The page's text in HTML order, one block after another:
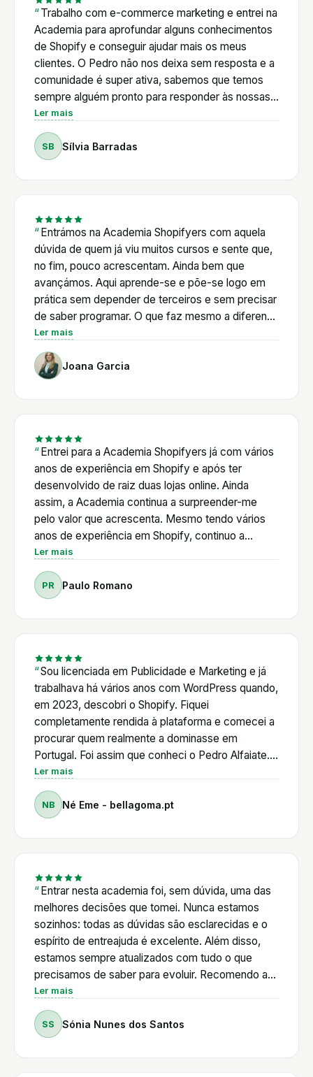
Trabalho com e-commerce marketing e entrei na
Academia para aprofundar alguns conhecimentos
de Shopify e conseguir ajudar mais os meus
clientes. O Pedro não nos deixa sem resposta e a
comunidade é super ativa, sabemos que temos
sempre alguém pronto para responder às nossas
dúvidas. Além disso, o Pedro é muito proativo em
relação às novidades de Shopify e cria com
frequência tutoriais de acordo com as mudanças
da plataforma e a nível legal também. E está
sozinha. Os vários cursos também não se limitam
a Shopify e este para mim é um grande plus.
Existem masterclasses de vários temas
relacionados com e-commerce: email marketing,
SEO, influencers, anúncios. Vou no meu segundo
ano e certamente que vou continuar!
Ler mais
SB Sílvia Barradas
Entrámos na Academia Shopifyers com aquela
dúvida de quem já viu muitos cursos e sente que,
no fim, pouco acrescentam. Ainda bem que
avançámos. Aqui aprende-se e põe-se logo em
prática sem depender de terceiros e sem precisar
de saber programar. O que faz mesmo a diferença
é o Pedro: vai direto ao que interessa e está
sempre disponível. E a comunidade é outro nível,
há sempre alguém pronto a ajudar a qualquer hora.
Para a Juju Belle, deixou de haver a sensação de
Ler mais
Joana Garcia
Entrei para a Academia Shopifyers já com vários
anos de experiência em Shopify e após ter
desenvolvido de raiz duas lojas online. Ainda
assim, a Academia continua a surpreender-me
pelo valor que acrescenta. Mesmo tendo vários
anos de experiência em Shopify, continuo a
encontrar respostas, novas ferramentas e novas
formas de otimizar as minhas lojas. Ao longo deste
percurso, já resolvi vários desafios técnicos com
o apoio do Pedro, recebi aconselhamento na
Num ecossistema em constante evolução, ter
acesso a este conhecimento e a uma comunidade
ativa permite poupar tempo, tomar melhores
decisões e evoluir continuamente. Para mim, a
Academia Shopifyers é muito mais do que uma
plataforma de formação. É um ponto de apoio
permanente para quem quer tirar o máximo partido
do Shopify, independentemente do nível de
experiência.
Ler mais
PR Paulo Romano
Sou licenciada em Publicidade e Marketing e já
trabalhava há vários anos com WordPress quando,
em 2023, descobri o Shopify. Fiquei
completamente rendida à plataforma e comecei a
procurar quem realmente a dominasse em
Portugal. Foi assim que conheci o Pedro Alfaiate.
Primeiro através de uma amiga, depois vendo os
seus vídeos no YouTube. Mais tarde, ao entrar em
contacto diretamente com ele. Ainda antes de ser
aluna, mostrou uma enorme disponibilidade para
Shopifyers. Posso dizer, sem qualquer hesitação,
que foi um dos melhores investimentos que fiz no
meu percurso profissional. O Pedro alia um
conhecimento técnico muito profundo a um
enorme sentido de responsabilidade para com os
seus alunos. Nunca deixa uma dúvida por
responder. Está sempre disponível para orientar,
esclarecer e acompanhar, independentemente do
nível de experiência de cada um. O que mais
valorizo é que não ensina apenas a construir lojas
Shopify. Ensina a pensar, a resolver problemas e a
Ler mais
NB Né Eme - bellagoma.pt
Entrar nesta academia foi, sem dúvida, uma das
melhores decisões que tomei. Nunca estamos
sozinhos: todas as dúvidas são esclarecidas e o
espírito de entreajuda é excelente. Além disso,
estamos sempre atualizados com tudo o que
precisamos de saber para evoluir. Recomendo a
100%!
Ler mais
SS Sónia Nunes dos Santos